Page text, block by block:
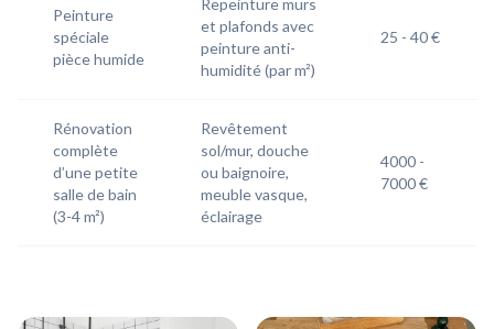
Peinture
spéciale
pièce humide
Repeinture murs
et plafonds avec
peinture anti-
humidité (par m²)
25 - 40 €
Rénovation
complète
d’une petite
salle de bain
(3-4 m²)
Revêtement
sol/mur, douche
ou baignoire,
meuble vasque,
éclairage
4000 -
7000 €